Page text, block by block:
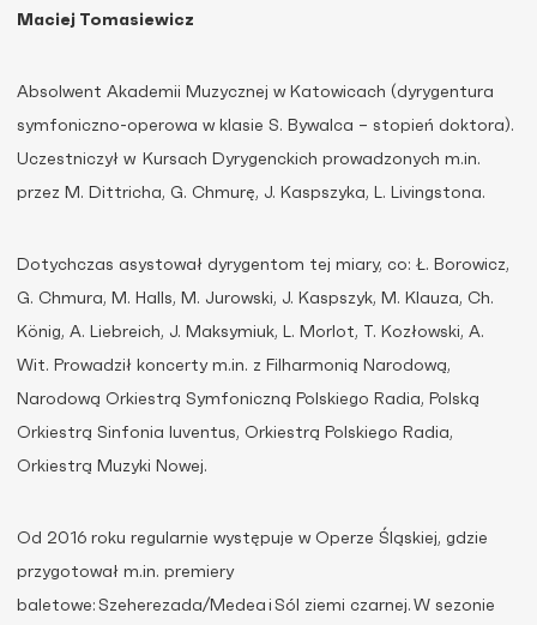
Maciej Tomasiewicz
Absolwent Akademii Muzycznej w Katowicach (dyrygentura
symfoniczno-operowa w klasie S. Bywalca – stopień doktora).
Uczestniczył w Kursach Dyrygenckich prowadzonych m.in.
przez M. Dittricha, G. Chmurę, J. Kaspszyka, L. Livingstona.
Dotychczas asystował dyrygentom tej miary, co: Ł. Borowicz,
G. Chmura, M. Halls, M. Jurowski, J. Kaspszyk, M. Klauza, Ch.
König, A. Liebreich, J. Maksymiuk, L. Morlot, T. Kozłowski, A.
Wit. Prowadził koncerty m.in. z Filharmonią Narodową,
Narodową Orkiestrą Symfoniczną Polskiego Radia, Polską
Orkiestrą Sinfonia Iuventus, Orkiestrą Polskiego Radia,
Orkiestrą Muzyki Nowej.
Od 2016 roku regularnie występuje w Operze Śląskiej, gdzie
przygotował m.in. premiery
baletowe: Szeherezada/Medea i Sól ziemi czarnej. W sezonie